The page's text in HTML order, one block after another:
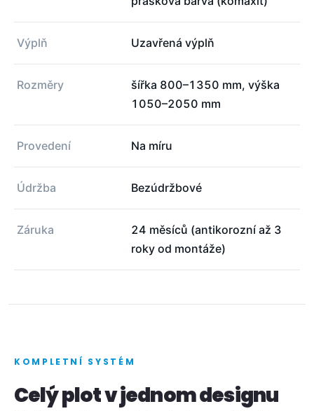
Výplň Uzavřená výplň
Rozměry
šířka 800–1350 mm, výška
1050–2050 mm
Provedení Na míru
Údržba Bezúdržbové
Záruka
24 měsíců (antikorozní až 3
roky od montáže)
KOMPLETNÍ SYSTÉM
Celý plot v jednom designu